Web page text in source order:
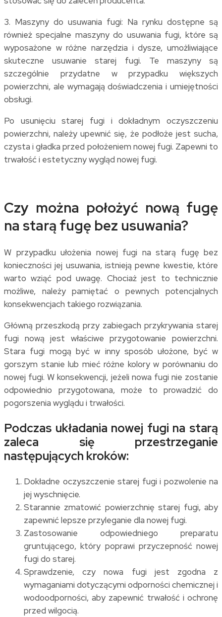
3. Maszyny do usuwania fugi: Na rynku dostępne są
również specjalne maszyny do usuwania fugi, które są
wyposażone w różne narzędzia i dysze, umożliwiające
skuteczne usuwanie starej fugi. Te maszyny są
szczególnie przydatne w przypadku większych
powierzchni, ale wymagają doświadczenia i umiejętności
obsługi.
Po usunięciu starej fugi i dokładnym oczyszczeniu
powierzchni, należy upewnić się, że podłoże jest sucha,
czysta i gładka przed położeniem nowej fugi. Zapewni to
trwałość i estetyczny wygląd nowej fugi.
Czy można położyć nową fugę
na starą fugę bez usuwania?
W przypadku ułożenia nowej fugi na starą fugę bez
konieczności jej usuwania, istnieją pewne kwestie, które
warto wziąć pod uwagę. Chociaż jest to technicznie
możliwe, należy pamiętać o pewnych potencjalnych
konsekwencjach takiego rozwiązania.
Główną przeszkodą przy zabiegach przykrywania starej
fugi nową jest właściwe przygotowanie powierzchni.
Stara fugi mogą być w inny sposób ułożone, być w
gorszym stanie lub mieć różne kolory w porównaniu do
nowej fugi. W konsekwencji, jeżeli nowa fugi nie zostanie
odpowiednio przygotowana, może to prowadzić do
pogorszenia wyglądu i trwałości.
Podczas układania nowej fugi na starą
zaleca się przestrzeganie
następujących kroków:
Dokładne oczyszczenie starej fugi i pozwolenie na
jej wyschnięcie.
Starannie zmatowić powierzchnię starej fugi, aby
zapewnić lepsze przyleganie dla nowej fugi.
Zastosowanie odpowiedniego preparatu
gruntującego, który poprawi przyczepność nowej
fugi do starej.
Sprawdzenie, czy nowa fugi jest zgodna z
wymaganiami dotyczącymi odporności chemicznej i
wodoodporności, aby zapewnić trwałość i ochronę
przed wilgocią.